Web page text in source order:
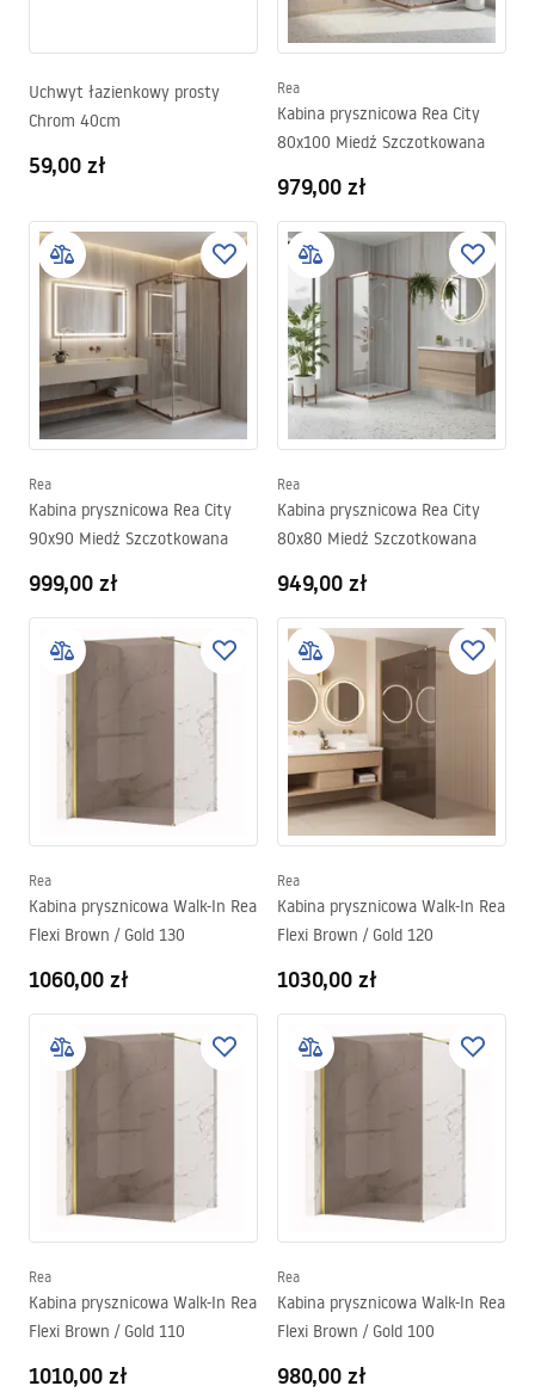
Uchwyt łazienkowy prosty
Chrom 40cm
59,00 zł
Rea
Kabina prysznicowa Rea City
80x100 Miedź Szczotkowana
979,00 zł
Rea
Kabina prysznicowa Rea City
90x90 Miedź Szczotkowana
999,00 zł
Rea
Kabina prysznicowa Rea City
80x80 Miedź Szczotkowana
949,00 zł
Rea
Kabina prysznicowa Walk-In Rea
Flexi Brown / Gold 130
1060,00 zł
Rea
Kabina prysznicowa Walk-In Rea
Flexi Brown / Gold 120
1030,00 zł
Rea
Kabina prysznicowa Walk-In Rea
Flexi Brown / Gold 110
1010,00 zł
Rea
Kabina prysznicowa Walk-In Rea
Flexi Brown / Gold 100
980,00 zł